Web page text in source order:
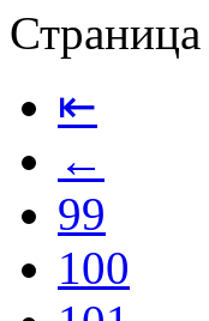
⇤
←
99
100